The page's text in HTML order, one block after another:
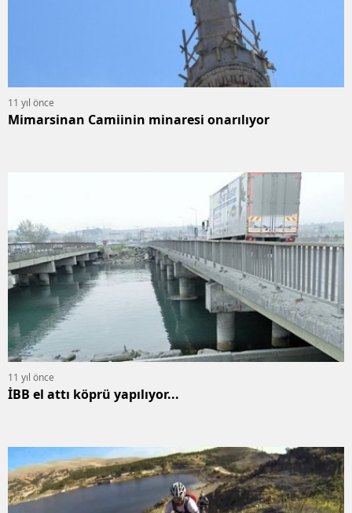
11 yıl önce
Mimarsinan Camiinin minaresi onarılıyor
11 yıl önce
İBB el attı köprü yapılıyor...